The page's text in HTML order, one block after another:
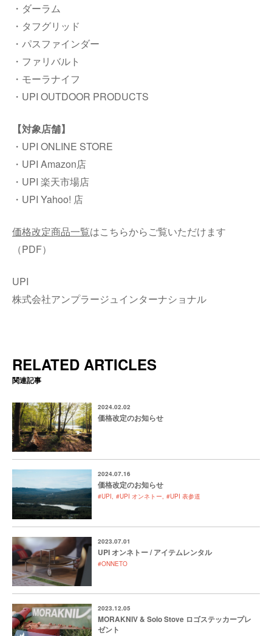
・ダーラム
・タフグリッド
・パスファインダー
・ファリバルト
・モーラナイフ
・UPI OUTDOOR PRODUCTS
【対象店舗】
・UPI ONLINE STORE
・UPI Amazon店
・UPI 楽天市場店
・UPI Yahoo! 店
価格改定商品一覧はこちらからご覧いただけます
（PDF）
UPI
株式会社アンプラージュインターナショナル
RELATED ARTICLES
関連記事
2024.02.02
価格改定のお知らせ
2024.07.16
価格改定のお知らせ
#UPI #UPI オンネトー #UPI 表参道
2023.07.01
UPI オンネトー / アイテムレンタル
#ONNETO
2023.12.05
MORAKNIV & Solo Stove ロゴステッカープレ
ゼント